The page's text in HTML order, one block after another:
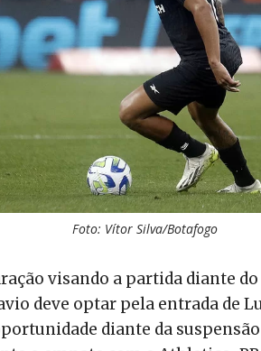
Foto: Vítor Silva/Botafogo
visando a partida diante
deve optar pela entrada de
diante da suspensão